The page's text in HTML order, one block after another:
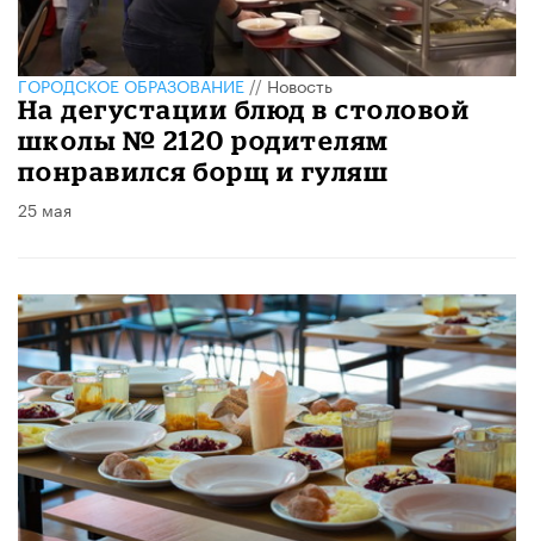
ГОРОДСКОЕ ОБРАЗОВАНИЕ//Новость
На дегустации блюд в столовой
школы № 2120 родителям
понравился борщ и гуляш
25 мая